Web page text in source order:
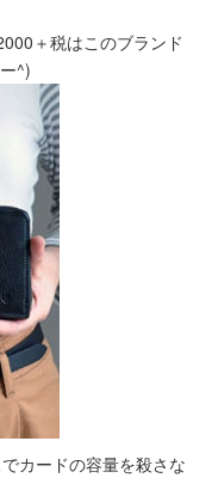
＋税はこのブランド
^)
カードの容量を殺さな